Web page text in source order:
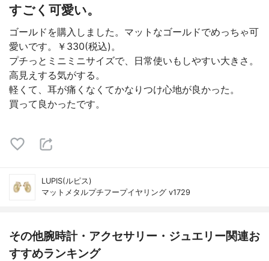
すごく可愛い。
ゴールドを購入しました。マットなゴールドでめっちゃ可
愛いです。￥330(税込)。
プチっとミニミニサイズで、日常使いもしやすい大きさ。
高見えする気がする。
軽くて、耳が痛くなくてかなりつけ心地が良かった。
買って良かったです。
LUPIS(ルピス)
マットメタルプチフープイヤリング v1729
その他腕時計・アクセサリー・ジュエリー関連お
すすめランキング